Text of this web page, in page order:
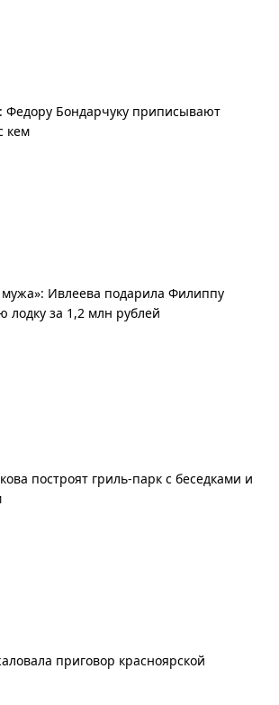
Федору Бондарчуку приписывают
кем
мужа»: Ивлеева подарила Филиппу
лодку за 1,2 млн рублей
построят гриль-парк с беседками и
приговор красноярской